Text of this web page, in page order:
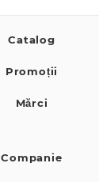
Catalog
Promoții
Mărci
Companie